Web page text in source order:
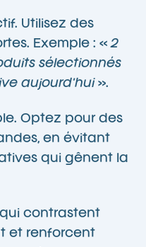
Utilisez des
Exemple : «2
sélectionnés
aujourd’hui ».
Optez pour des
en évitant
qui gênent la
contrastent
et renforcent